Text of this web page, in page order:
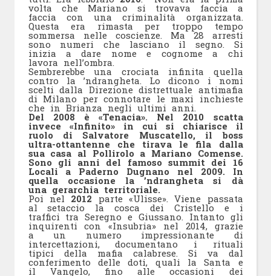
volta che Mariano si trovava faccia a
faccia con una criminalità organizzata.
Questa era rimasta per troppo tempo
sommersa nelle coscienze. Ma 28 arresti
sono numeri che lasciano il segno. Si
inizia a dare nome e cognome a chi
lavora nell’ombra.
Sembrerebbe una crociata infinita quella
contro la ’ndrangheta. Lo dicono i nomi
scelti dalla Direzione distrettuale antimafia
di Milano per connotare le maxi inchieste
che in Brianza negli ultimi anni.
Del 2008 è «Tenacia». Nel 2010 scatta
invece «Infinito» in cui si chiarisce il
ruolo di Salvatore Muscatello, il boss
ultra-ottantenne che tirava le fila dalla
sua casa al Pollirolo a Mariano Comense.
Sono gli anni del famoso summit dei 16
Locali a Paderno Dugnano nel 2009. In
quella occasione la ’ndrangheta si dà
una gerarchia territoriale.
Poi nel 2012 parte «Ulisse». Viene passata
al setaccio la cosca dei Cristello e i
traffici tra Seregno e Giussano. Intanto gli
inquirenti con «Insubria» nel 2014, grazie
a un numero impressionante di
intercettazioni, documentano i rituali
tipici della mafia calabrese. Si va dal
conferimento delle doti, quali la Santa e
il Vangelo, fino alle occasioni dei